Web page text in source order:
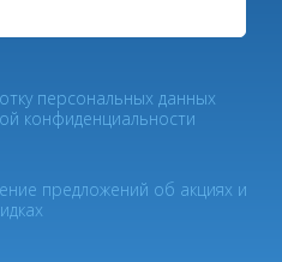
персональных данных
конфиденциальности
предложений об акциях и